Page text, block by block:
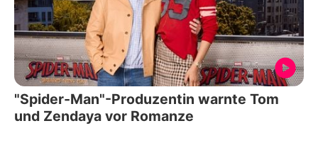
"Spider-Man"-Produzentin warnte Tom
und Zendaya vor Romanze